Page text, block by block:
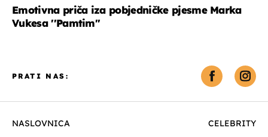
Emotivna priča iza pobjedničke pjesme Marka
Vukesa ''Pamtim''
NASLOVNICA
CELEBRITY
PRATI NAS: